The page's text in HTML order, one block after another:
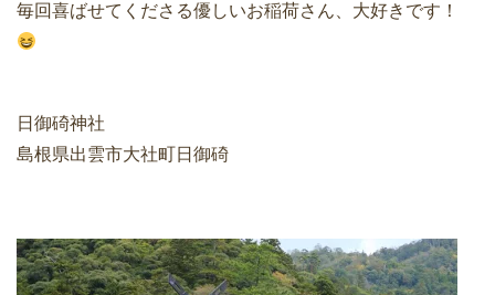
毎回喜ばせてくださる優しいお稲荷さん、大好きです！
日御碕神社
島根県出雲市大社町日御碕